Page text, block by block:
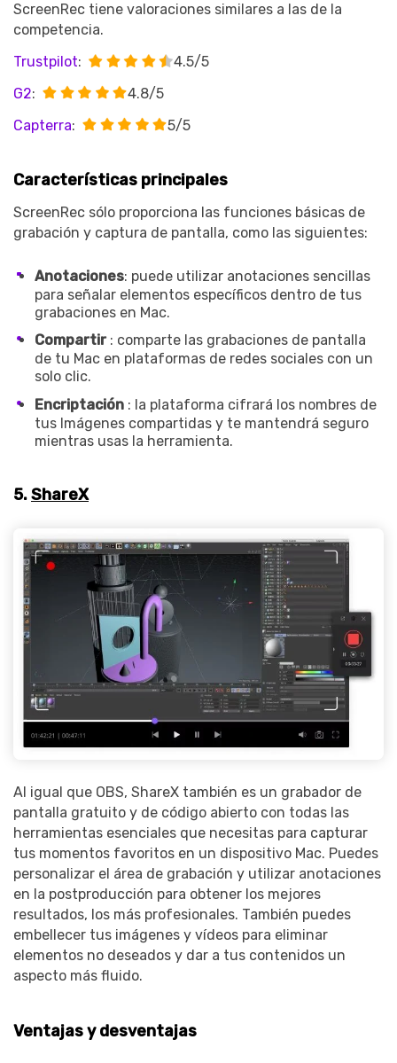
ScreenRec tiene valoraciones similares a las de la
competencia.
Trustpilot:
4.5/5
G2:
4.8/5
Capterra: 5/5
Características principales
ScreenRec sólo proporciona las funciones básicas de
grabación y captura de pantalla, como las siguientes:
Anotaciones: puede utilizar anotaciones sencillas
para señalar elementos específicos dentro de tus
grabaciones en Mac.
Compartir : comparte las grabaciones de pantalla
de tu Mac en plataformas de redes sociales con un
solo clic.
Encriptación : la plataforma cifrará los nombres de
tus Imágenes compartidas y te mantendrá seguro
mientras usas la herramienta.
5.ShareX
Al igual que OBS, ShareX también es un grabador de
pantalla gratuito y de código abierto con todas las
herramientas esenciales que necesitas para capturar
tus momentos favoritos en un dispositivo Mac. Puedes
personalizar el área de grabación y utilizar anotaciones
en la postproducción para obtener los mejores
resultados, los más profesionales. También puedes
embellecer tus imágenes y vídeos para eliminar
elementos no deseados y dar a tus contenidos un
aspecto más fluido.
Ventajas y desventajas